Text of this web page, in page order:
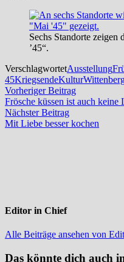
Sechs Standorte zeigen
’45“.
VerschlagwortetAusstellung
45KriegsendeKultur
Beitragsnavigation
Vorheriger BeitragVorheriger
Beitrag:
Frösche küssen ist auch keine
Nächster BeitragNächster
Beitrag:
Mit Liebe besser kochen
Editor in Chief
Alle Beiträge ansehen von
Das könnte dich auch